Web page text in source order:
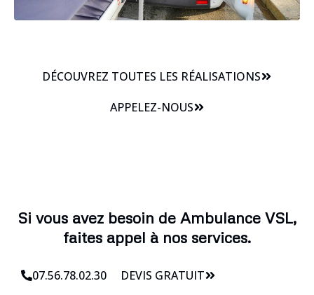
DÉCOUVREZ TOUTES LES RÉALISATIONS
APPELEZ-NOUS
Si vous avez besoin de Ambulance VSL,
faites appel à nos services.
07.56.78.02.30 DEVIS GRATUIT